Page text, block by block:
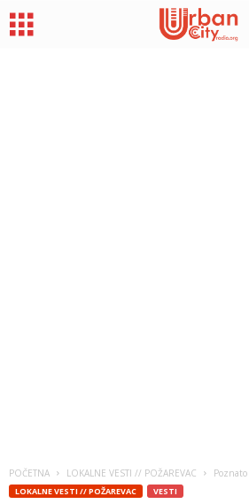
POČETNA LOKALNE VESTI // POŽAREVAC
LOKALNE VESTI // POŽAREVAC VESTI